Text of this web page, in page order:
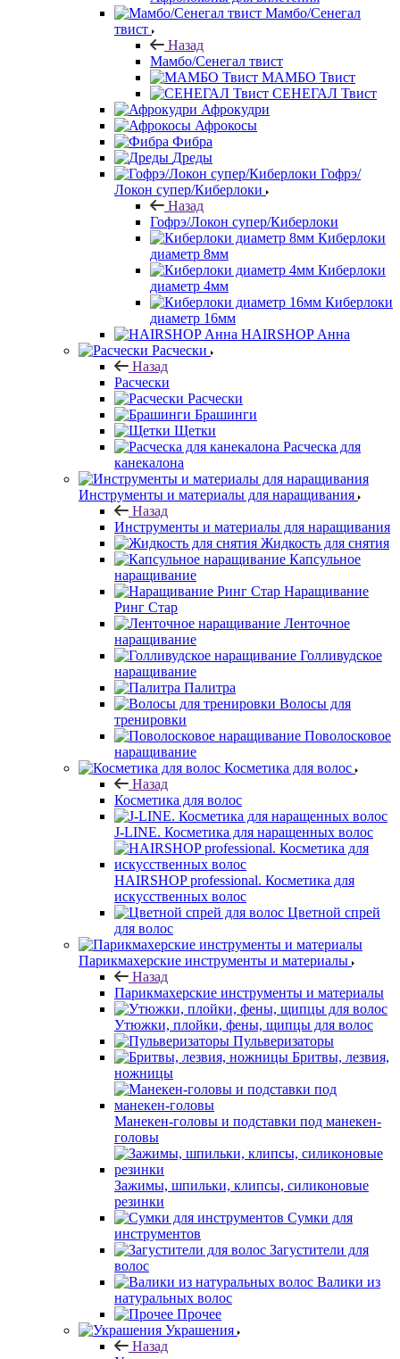
Мамбо/Сенегал
твист
Назад
Мамбо/Сенегал твист
МАМБО Твист
СЕНЕГАЛ Твист
Афрокудри
Афрокосы
Фибра
Дреды
Гофрэ/
Локон супер/Киберлоки
Назад
Гофрэ/Локон супер/Киберлоки
Киберлоки
диаметр 8мм
Киберлоки
диаметр 4мм
Киберлоки
диаметр 16мм
HAIRSHOP Анна
Расчески
Назад
Расчески
Расчески
Брашинги
Щетки
Расческа для
канекалона
Инструменты и материалы для наращивания
Назад
Инструменты и материалы для наращивания
Жидкость для снятия
Капсульное
наращивание
Наращивание
Ринг Стар
Ленточное
наращивание
Голливудское
наращивание
Палитра
Волосы для
тренировки
Поволосковое
наращивание
Косметика для волос
Назад
Косметика для волос
J-LINE. Косметика для наращенных волос
HAIRSHOP professional. Косметика для
искусственных волос
Цветной спрей
для волос
Парикмахерские инструменты и материалы
Назад
Парикмахерские инструменты и материалы
Утюжки, плойки, фены, щипцы для волос
Пульверизаторы
Бритвы, лезвия,
ножницы
Манекен-головы и подставки под манекен-
головы
Зажимы, шпильки, клипсы, силиконовые
резинки
Сумки для
инструментов
Загустители для
волос
Валики из
натуральных волос
Прочее
Украшения
Назад